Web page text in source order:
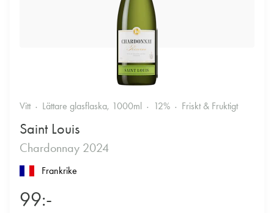
Vitt Lättare glasflaska, 1000ml 12% Friskt & Fruktigt
Saint Louis
Chardonnay 2024
Frankrike
99:-